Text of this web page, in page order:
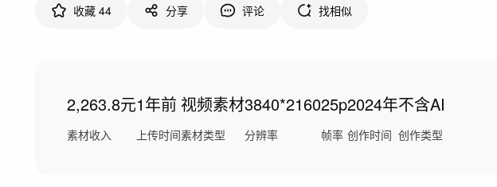
收藏 44 分享 评论 找相似
2,263.8元
素材收入
1年前
上传时间
视频素材
素材类型
3840*2160
分辨率
25p
帧率
2024年
创作时间
不含AI
创作类型